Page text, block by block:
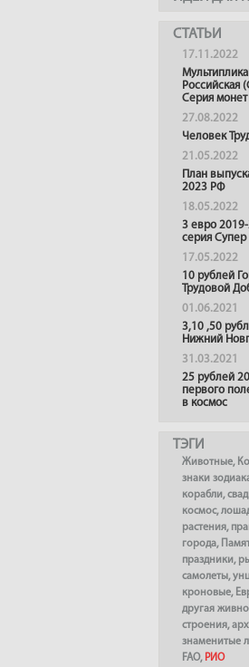
СТАТЬИ
17.11.2022
Российская
Серия монет
27.08.2022
Человек
21.05.2022
План
2023 РФ
18.05.2022
3 евро
серия
17.05.2022
10 рублей
Трудовой
01.06.2021
3,10 ,50
Нижний
31.03.2021
25 рублей
первого
в космос
ТЭГИ
Животные,
знаки
корабли,
космос,
растения,
города,
праздники,
самолеты,
кроновые,
другая
строения,
знаменитые
FAO, РИО